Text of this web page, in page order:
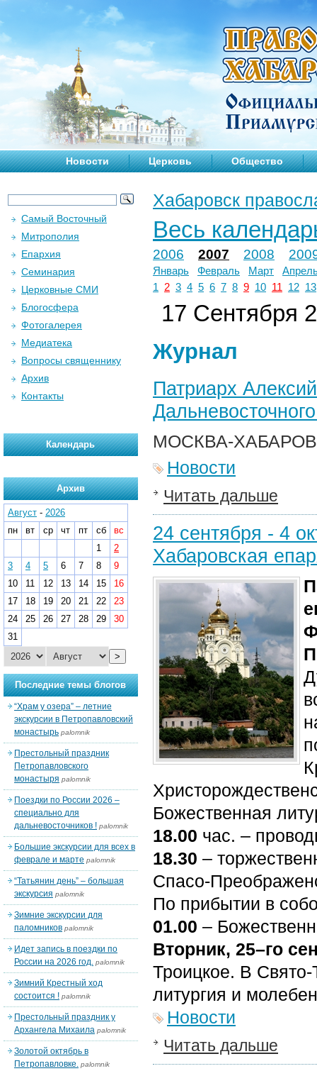
Новости Церковь Общество
Хабаровск
Весь
2006 2007 2008
Январь Февраль Март
1
2 3 4 5 6 7 8 9 10 11 12 13
17 Сентября
Журнал
Патриарх
МОСКВА-
Новости
Читать дальше
24 сентября - 4
Хабаровская
Божественная
18.00 час. –
18.30 –
Спасо-
По прибытии в
01.00 –
Вторник, 25–го
Троицкое. В
литургия и
Новости
Читать дальше
Самый Восточный
Митрополия
Епархия
Семинария
Церковные СМИ
Блогосфера
Фотогалерея
Медиатека
Вопросы священнику
Архив
Контакты
Календарь
Архив
Август - 2026
пн
вт ср чт пт сб
вс
1
2
3
4 5 6 7 8
9
10
11 12 13 14 15
16
17
18 19 20 21 22
23
24
25 26 27 28 29
30
31
>
Последние темы блогов
“Храм у озера” – летние
экскурсии в Петропавловский
монастырь palomnik
Престольный праздник
Петропавловского
монастыря palomnik
Поездки по России 2026 –
специально для
дальневосточников ! palomnik
Большие экскурсии для всех в
феврале и марте palomnik
“Татьянин день” – большая
экскурсия palomnik
Зимние экскурсии для
паломников palomnik
Идет запись в поездки по
России на 2026 год. palomnik
Зимний Крестный ход
состоится ! palomnik
Престольный праздник у
Архангела Михаила palomnik
Золотой октябрь в
Петропавловке. palomnik